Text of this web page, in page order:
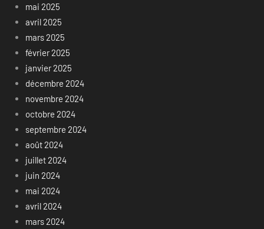
mai 2025
avril 2025
mars 2025
février 2025
janvier 2025
décembre 2024
novembre 2024
octobre 2024
septembre 2024
août 2024
juillet 2024
juin 2024
mai 2024
avril 2024
mars 2024